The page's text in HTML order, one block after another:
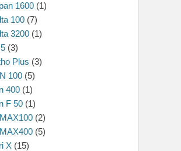
1600 (1)
100 (7)
3200 (1)
(3)
Plus (3)
100 (5)
400 (1)
F 50 (1)
(2)
(5)
X (15)